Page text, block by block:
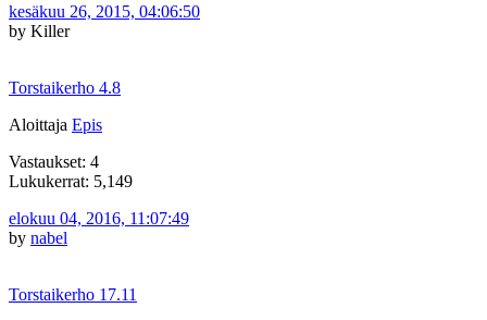
kesäkuu 26, 2015, 04:06:50
by Killer
Torstaikerho 4.8
Aloittaja Epis
Vastaukset: 4
Lukukerrat: 5,149
elokuu 04, 2016, 11:07:49
by nabel
Torstaikerho 17.11